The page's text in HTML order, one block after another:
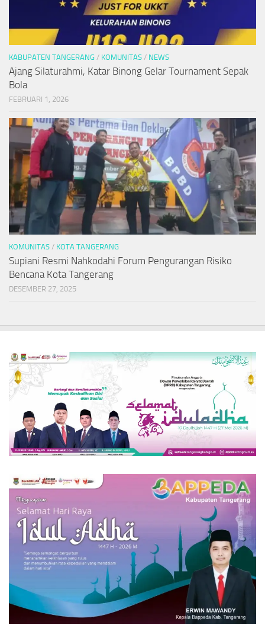
KABUPATEN TANGERANG / KOMUNITAS / NEWS
Ajang Silaturahmi, Katar Binong Gelar Tournament Sepak
Bola
FEBRUARI 1, 2026
KOMUNITAS / KOTA TANGERANG
Supiani Resmi Nahkodahi Forum Pengurangan Risiko
Bencana Kota Tangerang
DESEMBER 27, 2025